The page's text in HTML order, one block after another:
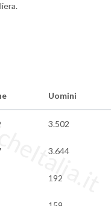
Uomini
3.502
3.644
192